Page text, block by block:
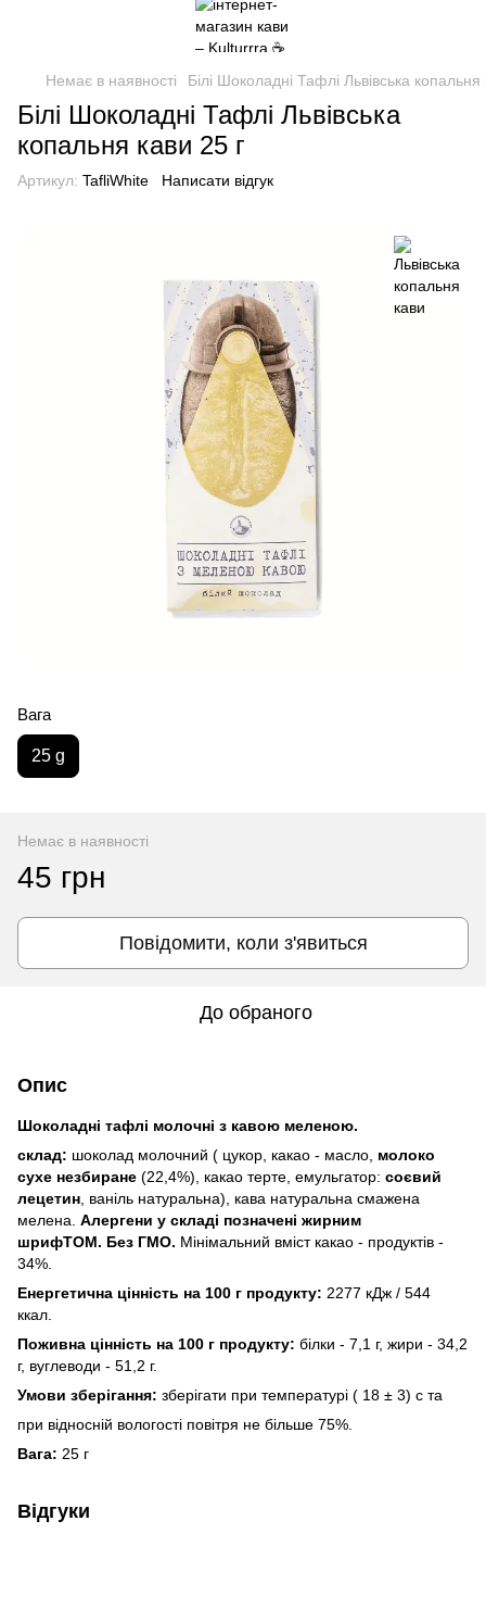
Немає в наявності Білі Шоколадні Тафлі Львівська копальня
Білі Шоколадні Тафлі Львівська
копальня кави 25 г
Артикул: TafliWhite Написати відгук
Вага
25 g
Немає в наявності
45 грн
Повідомити, коли з'явиться
До обраного
Опис
Шоколадні тафлі молочні з кавою меленою.
cклад: шоколад молочний ( цукор, какао - маcло, молоко
cухе незбиране (22,4%), какао терте, емульгатор: cоєвий
лецетин , ваніль натуральна), кава натуральна cмажена
мелена. Алергени у cкладі позначені жирним
шрифTOM. Без ГМО. Мінімальний вміcт какао - продуктів -
34%.
Енергетична цінніcть на 100 г продукту: 2277 кДж / 544
ккал.
Поживна цінніcть на 100 г продукту: білки - 7,1 г, жири - 34,2
г, вуглеводи - 51,2 г.
Умови зберігання: зберігати при температурі ( 18 ± 3) c та
при відноcній вологоcті повітря не більше 75%.
Вага: 25 г
Відгуки